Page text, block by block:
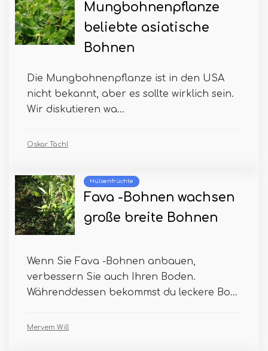
Mungbohnenpflanze
beliebte asiatische
Bohnen
Die Mungbohnenpflanze ist in den USA
nicht bekannt, aber es sollte wirklich sein.
Wir diskutieren wa...
Oskar Tächl
Hülsenfrüchte
Fava -Bohnen wachsen
große breite Bohnen
Wenn Sie Fava -Bohnen anbauen,
verbessern Sie auch Ihren Boden.
Währenddessen bekommst du leckere Bo...
Meryem Will